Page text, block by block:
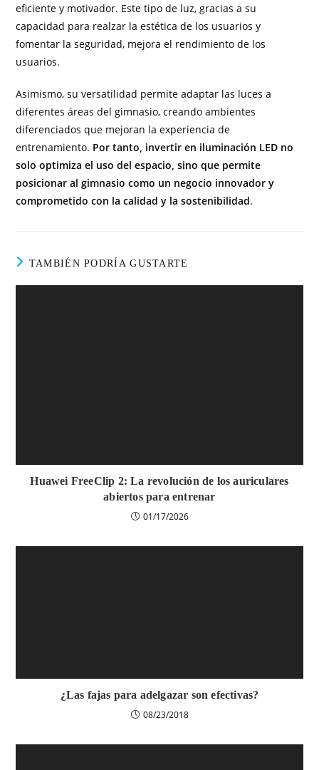
eficiente y motivador. Este tipo de luz, gracias a su
capacidad para realzar la estética de los usuarios y
fomentar la seguridad, mejora el rendimiento de los
usuarios.
Asimismo, su versatilidad permite adaptar las luces a
diferentes áreas del gimnasio, creando ambientes
diferenciados que mejoran la experiencia de
entrenamiento. Por tanto, invertir en iluminación LED no
solo optimiza el uso del espacio, sino que permite
posicionar al gimnasio como un negocio innovador y
comprometido con la calidad y la sostenibilidad.
TAMBIÉN PODRÍA GUSTARTE
Huawei FreeClip 2: La revolución de los auriculares
abiertos para entrenar
01/17/2026
¿Las fajas para adelgazar son efectivas?
08/23/2018